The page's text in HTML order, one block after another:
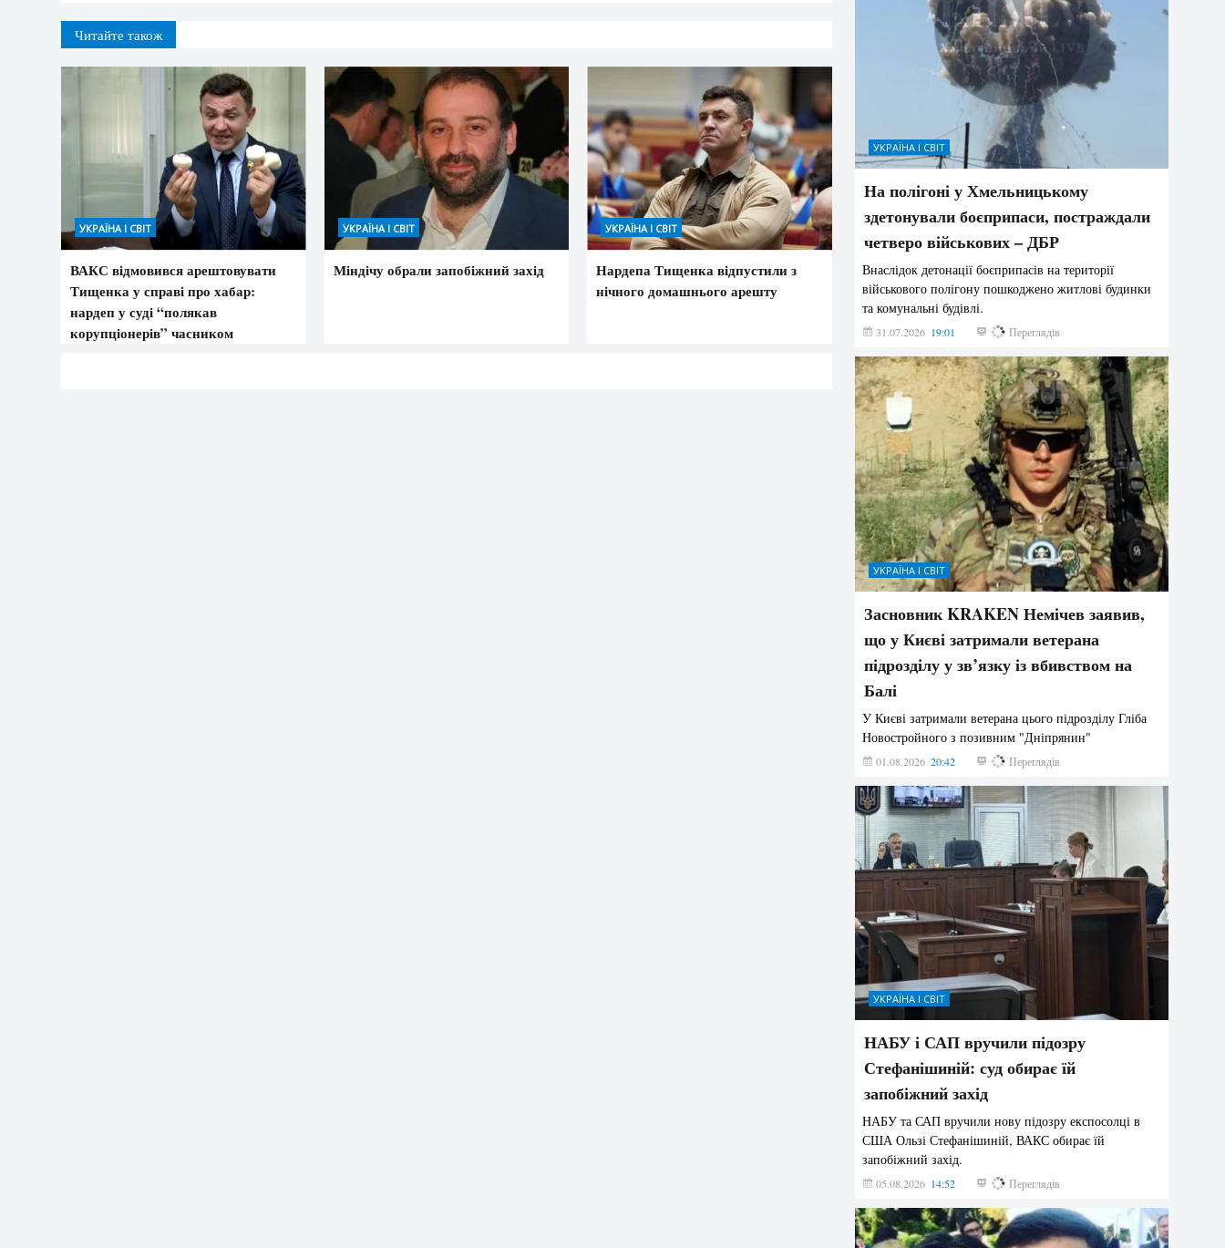
Читайте також
УКРАЇНА І СВІТ
ВАКС відмовився арештовувати
Тищенка у справі про хабар:
нардеп у суді “полякав
корупціонерів” часником
УКРАЇНА І СВІТ
Міндічу обрали запобіжний захід
УКРАЇНА І СВІТ
Нардепа Тищенка відпустили з
нічного домашнього арешту
УКРАЇНА І СВІТ
На полігоні у Хмельницькому
здетонували боєприпаси, постраждали
четверо військових – ДБР
Внаслідок детонації боєприпасів на території
військового полігону пошкоджено житлові будинки
та комунальні будівлі.
31.07.2026 19:01 186 Переглядів
УКРАЇНА І СВІТ
Засновник KRAKEN Немічев заявив,
що у Києві затримали ветерана
підрозділу у зв’язку із вбивством на
Балі
У Києві затримали ветерана цього підрозділу Гліба
Новостройного з позивним "Дніпрянин"
01.08.2026 20:42 177 Переглядів
УКРАЇНА І СВІТ
НАБУ і САП вручили підозру
Стефанішиній: суд обирає їй
запобіжний захід
НАБУ та САП вручили нову підозру експосолці в
США Ользі Стефанішиній, ВАКС обирає їй
запобіжний захід.
05.08.2026 14:52 142 Переглядів